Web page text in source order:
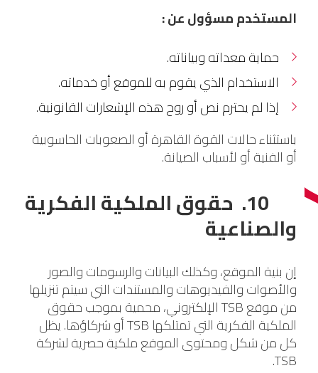
المستخدم مسؤول عن :
حماية معداته وبياناته.
الاستخدام الذي يقوم به للموقع أو خدماته.
إذا لم يحترم نص أو روح هذه الإشعارات القانونية.
باستثناء حالات القوة القاهرة أو الصعوبات الحاسوبية
أو الفنية أو لأسباب الصيانة.
10. حقوق الملكية الفكرية
والصناعية
إن بنية الموقع، وكذلك البيانات والرسومات والصور
والأصوات والفيديوهات والمستندات التي سيتم تنزيلها
من موقع TSB الإلكتروني، محمية بموجب حقوق
الملكية الفكرية التي تمتلكها TSB أو شركاؤها. يظل
كل من شكل ومحتوى الموقع ملكية حصرية لشركة
TSB.